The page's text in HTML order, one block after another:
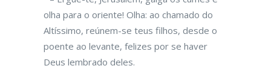
olha para o oriente! Olha: ao chamado do
Altíssimo, reúnem-se teus filhos, desde o
poente ao levante, felizes por se haver
Deus lembrado deles.